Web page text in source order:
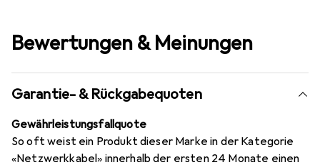
Bewertungen & Meinungen
Garantie- & Rückgabequoten
Gewährleistungsfallquote
So oft weist ein Produkt dieser Marke in der Kategorie
«Netzwerkkabel» innerhalb der ersten 24 Monate einen